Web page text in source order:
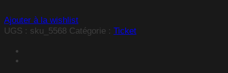
Ajouter à la wishlist
UGS : sku_5568 Catégorie : Ticket